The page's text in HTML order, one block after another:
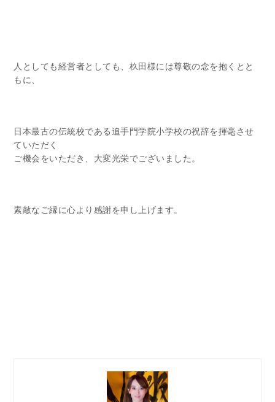
人としても経営者としても、杦田様には尊敬の念を抱くとと
もに、
日本最古の伝統校である追手門学院小学校の祝辞を揮毫させ
ていただく
ご機会をいただき、大変光栄でございました。
素敵なご縁に心より感謝を申し上げます。